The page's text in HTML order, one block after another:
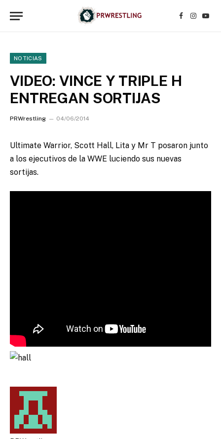
Facebook
NOTICIAS
VIDEO: VINCE Y TRIPLE H
ENTREGAN SORTIJAS
PRWrestling 04/06/2014
Ultimate Warrior, Scott Hall, Lita y Mr T posaron junto
a los ejecutivos de la WWE luciendo sus nuevas
sortijas.